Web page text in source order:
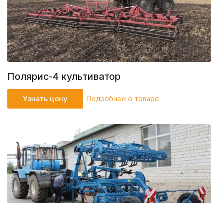
Полярис-4 культиватор
Узнать цену Подробнее о товаре